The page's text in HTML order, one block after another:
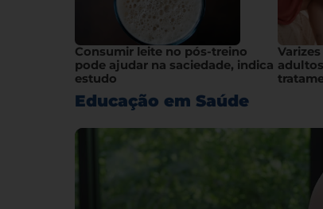
Consumir leite no pós-treino
pode ajudar na saciedade, indica
estudo
Educação em Saúde